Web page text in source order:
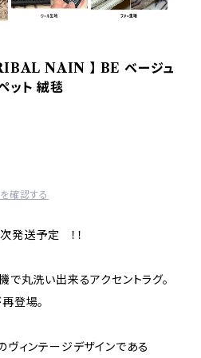
NAIN 】 BE ベージュ
ット 絨毯
確認する
発送予定 ！！
丸洗い出来るアクセントラグ。
登場。
ィンテージデザインである